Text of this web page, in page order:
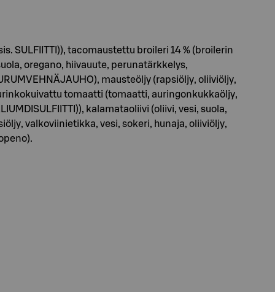
SULFIITTI)), tacomaustettu broileri 14 % (broilerin
oregano, hiivauute, perunatärkkelys,
mausteöljy (rapsiöljy, oliiviöljy,
tomaatti (tomaatti, auringonkukkaöljy,
kalamataoliivi (oliivi, vesi, suola,
valkoviinietikka, vesi, sokeri, hunaja, oliiviöljy,